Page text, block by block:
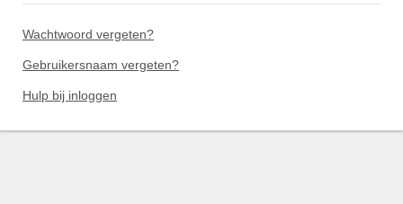
Wachtwoord vergeten?
Gebruikersnaam vergeten?
Hulp bij inloggen